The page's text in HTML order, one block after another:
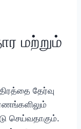
மற்றும்
தேர்வு
செய்வதாகும்.